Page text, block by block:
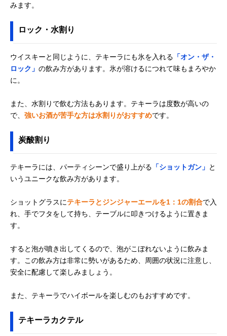
みます。
ロック・水割り
ウイスキーと同じように、テキーラにも氷を入れる 「オン・ザ・
ロック」 の飲み方があります。氷が溶けるにつれて味もまろやか
に。
また、水割りで飲む方法もあります。テキーラは度数が高いの
で、 強いお酒が苦手な方は水割りがおすすめです。
炭酸割り
テキーラには、パーティシーンで盛り上がる 「ショットガン」 と
いうユニークな飲み方があります。
ショットグラスにテキーラとジンジャーエールを1：1の割合で入
れ、手でフタをして持ち、テーブルに叩きつけるように置きま
す。
すると泡が噴き出してくるので、泡がこぼれないように飲みま
す。この飲み方は非常に勢いがあるため、周囲の状況に注意し、
安全に配慮して楽しみましょう。
また、テキーラでハイボールを楽しむのもおすすめです。
テキーラカクテル